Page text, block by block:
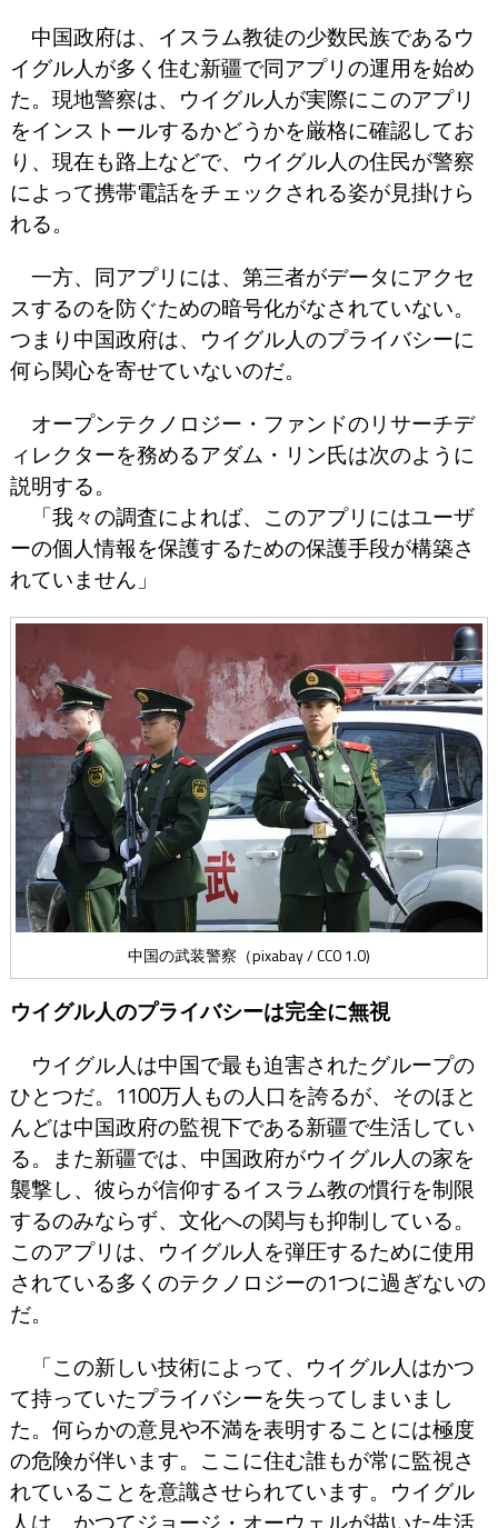
中国政府は、イスラム教徒の少数民族であるウ
イグル人が多く住む新疆で同アプリの運用を始め
た。現地警察は、ウイグル人が実際にこのアプリ
をインストールするかどうかを厳格に確認してお
り、現在も路上などで、ウイグル人の住民が警察
によって携帯電話をチェックされる姿が見掛けら
れる。
一方、同アプリには、第三者がデータにアクセ
スするのを防ぐための暗号化がなされていない。
つまり中国政府は、ウイグル人のプライバシーに
何ら関心を寄せていないのだ。
オープンテクノロジー・ファンドのリサーチデ
ィレクターを務めるアダム・リン氏は次のように
説明する。
「我々の調査によれば、このアプリにはユーザ
ーの個人情報を保護するための保護手段が構築さ
れていません」
中国の武装警察（pixabay / CC0 1.0)
ウイグル人のプライバシーは完全に無視
ウイグル人は中国で最も迫害されたグループの
ひとつだ。1100万人もの人口を誇るが、そのほと
んどは中国政府の監視下である新疆で生活してい
る。また新疆では、中国政府がウイグル人の家を
襲撃し、彼らが信仰するイスラム教の慣行を制限
するのみならず、文化への関与も抑制している。
このアプリは、ウイグル人を弾圧するために使用
されている多くのテクノロジーの1つに過ぎないの
だ。
「この新しい技術によって、ウイグル人はかつ
て持っていたプライバシーを失ってしまいまし
た。何らかの意見や不満を表明することには極度
の危険が伴います。ここに住む誰もが常に監視さ
れていることを意識させられています。ウイグル